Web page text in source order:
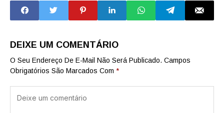
‘vamos resistir,
vamos perseverar’
DEIXE UM COMENTÁRIO
O Seu Endereço De E-Mail Não Será Publicado. Campos
Obrigatórios São Marcados Com *